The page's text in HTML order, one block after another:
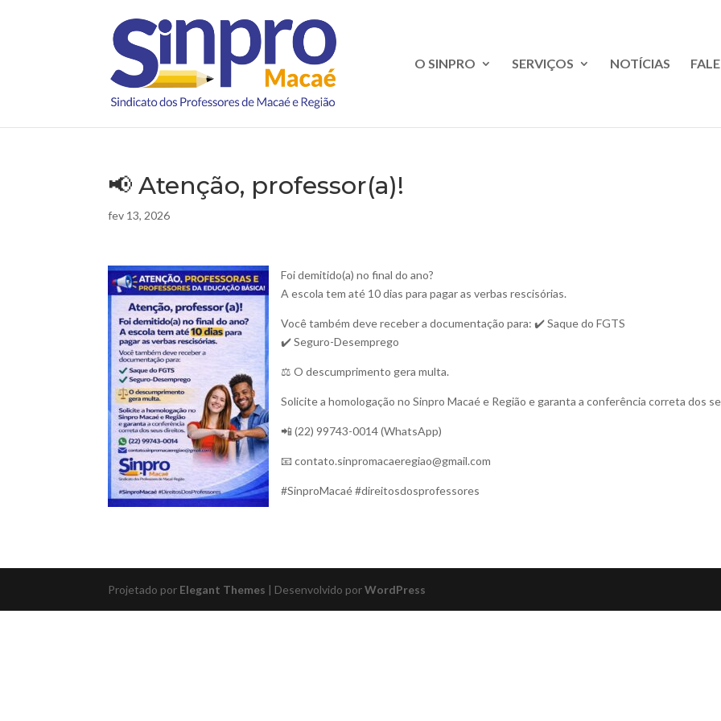
O SINPRO SERVIÇOS NOTÍCIAS
📢 Atenção, professor(a)!
fev 13, 2026
Foi demitido(a) no final do ano?
A escola tem até 10 dias para pagar as verbas rescisórias.
Você também deve receber a documentação para: ✔️ Saque do FGTS
✔️ Seguro-Desemprego
⚖️ O descumprimento gera multa.
Solicite a homologação no Sinpro Macaé e Região e garanta a conferência correta dos
📲 (22) 99743-0014 (WhatsApp)
📧contato.sinpromacaeregiao@gmail.com
#SinproMacaé #direitosdosprofessores
Projetado por Elegant Themes | Desenvolvido porWordPress